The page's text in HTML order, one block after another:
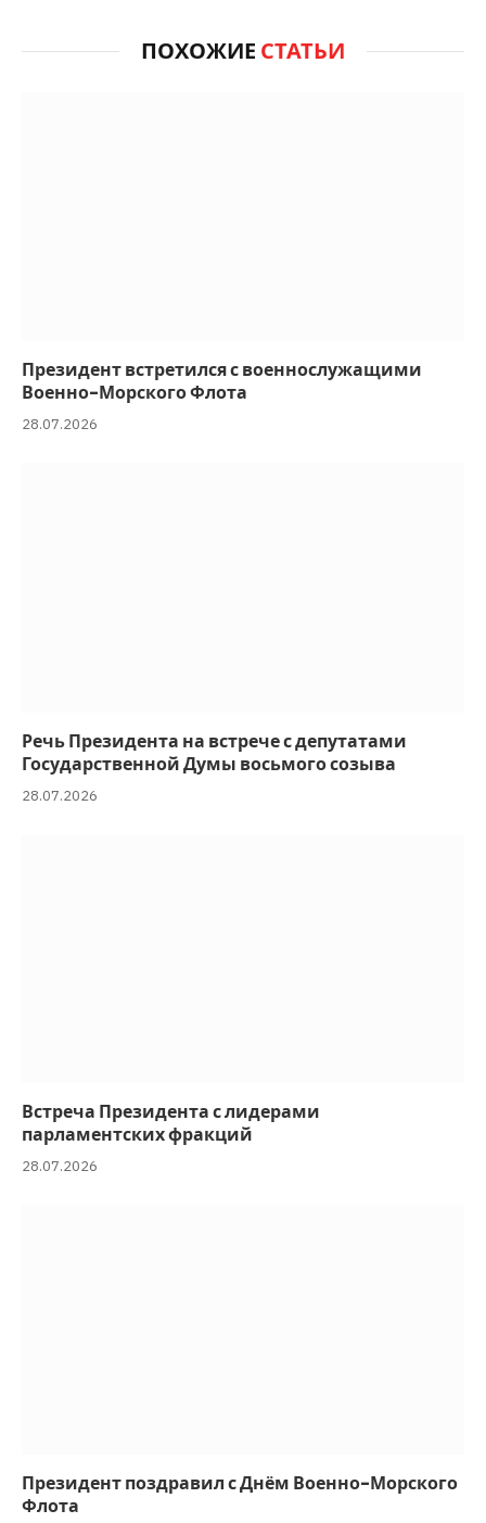
ПОХОЖИЕ СТАТЬИ
Президент встретился с военнослужащими
Военно-Морского Флота
28.07.2026
Речь Президента на встрече с депутатами
Государственной Думы восьмого созыва
28.07.2026
Встреча Президента с лидерами
парламентских фракций
28.07.2026
Президент поздравил с Днём Военно-Морского
Флота